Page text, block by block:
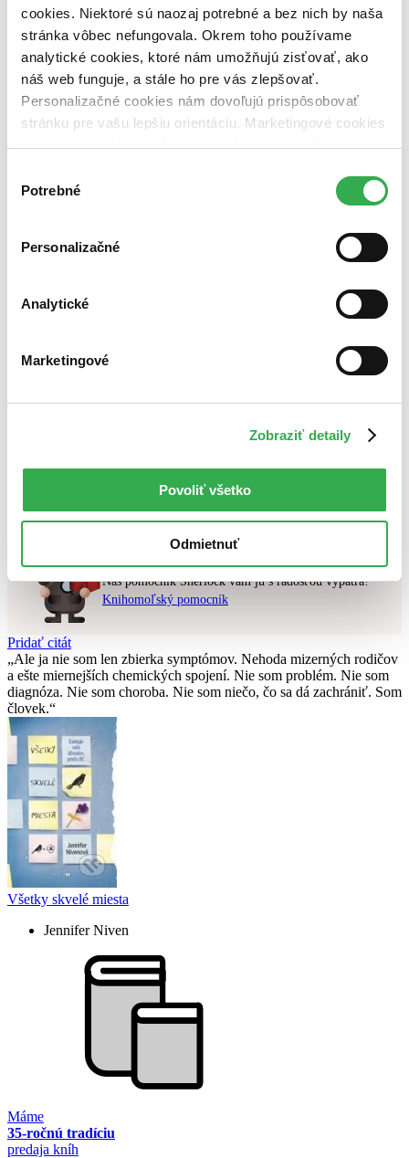
cookies. Niektoré sú naozaj potrebné a bez nich by naša
stránka vôbec nefungovala. Okrem toho používame
analytické cookies, ktoré nám umožňujú zisťovať, ako
náš web funguje, a stále ho pre vás zlepšovať.
Personalizačné cookies nám dovoľujú prispôsobovať
stránku pre vašu lepšiu orientáciu. Marketingové cookies
nám zas umožňujú zobrazenie relevantnej reklamy.
nám pomohlo, keby sme mohli používať všetky tieto
súhlasu
Potrebné
Personalizačné
Analytické
Marketingové
Zobraziť detaily
Povoliť všetko
Odmietnuť
Nové / čítané
nová (0 titulov)nová
čítaná (0 titulov)čítaná
čítaná - výborný stav (0 titulov)čítaná - výborný stav
čítaná - mierne opotrebovaná (0 titulov)
čítaná - mierne
opotrebovaná
čítané verzie vypredaných kníh (0 titulov)čítané verzie
vypredaných kníh
Bestsellery
Najdrahšie
Najlacnejšie
čítané
vyhovujúci zadaným podmienkam.
Skúste prosím zmeniť vyhľadávaný výraz.
Chcete poradiť knihu?
Náš pomocník Sherlock vám ju s radosťou vypátra!
Knihomoľský pomocník
Pridať citát
Ale ja nie som len zbierka symptómov. Nehoda mizerných rodičov
a ešte miernejších chemických spojení. Nie som problém. Nie som
diagnóza. Nie som choroba. Nie som niečo, čo sa dá zachrániť. Som
človek.
Všetky skvelé miesta
Jennifer Niven
Máme
35-ročnú tradíciu
predaja kníh